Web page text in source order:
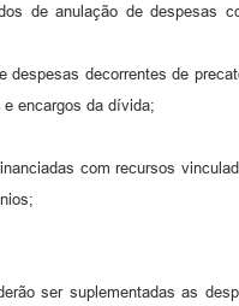
de anulação de despesas
despesas decorrentes de
encargos da dívida;
com recursos
ser suplementadas as